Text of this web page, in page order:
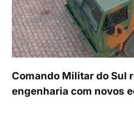
Comando Militar do Sul
engenharia com novos